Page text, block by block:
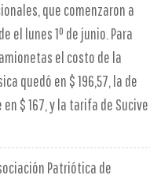
que comenzaron a
el lunes 1º de junio. Para
el costo de la
quedó en $ 196,57, la de
$ 167, y la tarifa de Sucive
Patriótica de